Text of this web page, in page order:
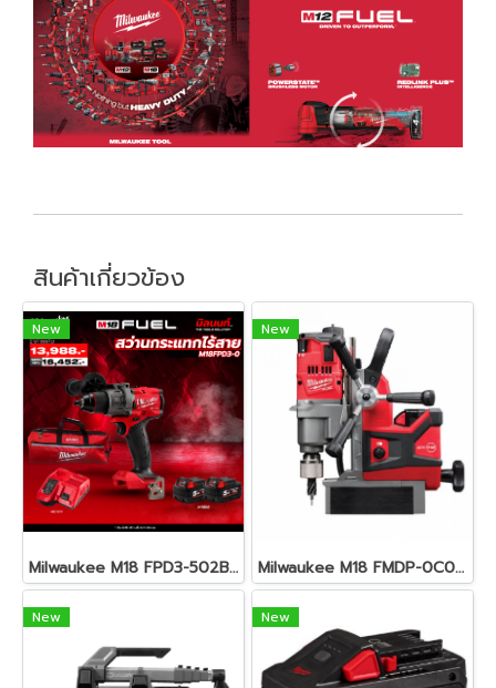
สินค้าเกี่ยวข้อง
New
Milwaukee M18 FPD3-502BB สว่านกระแทกไร้สาย 18 โวลต์ ครบชุดพร้อมใช้งาน
New
Milwaukee M18 FMDP-0C0 สว่านแท่นแม่เหล็กไร้สาย 18 โวลต์ (เครื่องเปล่า)
New New